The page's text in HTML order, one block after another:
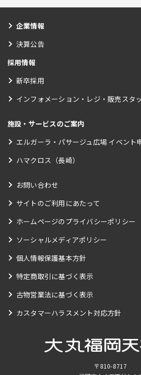
企業情報
決算公告
採用情報
新卒採用
インフォメーション・レジ・販売スタ
施設・サービスのご案内
エルガーラ・パサージュ広場 イベント
ハマクロス（長崎）
お問い合わせ
サイトのご利用にあたって
ホームページのプライバシーポリシー
ソーシャルメディアポリシー
個人情報保護基本方針
特定商取引に基づく表示
古物営業法に基づく表示
カスタマーハラスメント対応方針
〒810-8717